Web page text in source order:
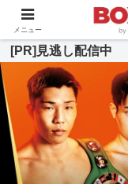
BOXING
[PR]見逃し配信中
メニュー